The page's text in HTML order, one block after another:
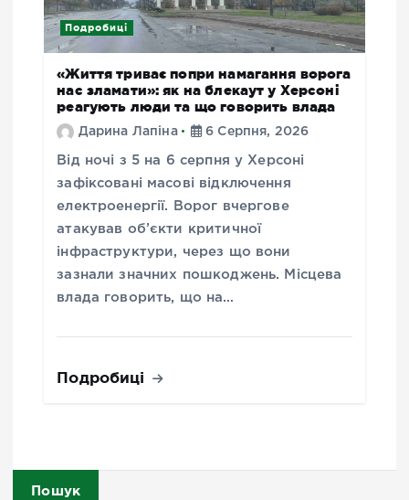
Подробиці
«Життя триває попри намагання ворога
нас зламати»: як на блекаут у Херсоні
реагують люди та що говорить влада
Дарина Лапіна 6 Серпня, 2026
Від ночі з 5 на 6 серпня у Херсоні
зафіксовані масові відключення
електроенергії. Ворог вчергове
атакував об’єкти критичної
інфраструктури, через що вони
зазнали значних пошкоджень. Місцева
влада говорить, що на…
Подробиці
Пошук